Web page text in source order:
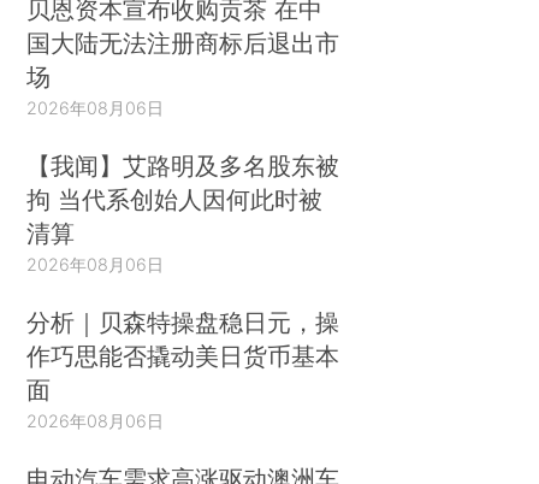
贝恩资本宣布收购贡茶 在中
国大陆无法注册商标后退出市
场
2026年08月06日
【我闻】艾路明及多名股东被
拘 当代系创始人因何此时被
清算
2026年08月06日
分析｜贝森特操盘稳日元，操
作巧思能否撬动美日货币基本
面
2026年08月06日